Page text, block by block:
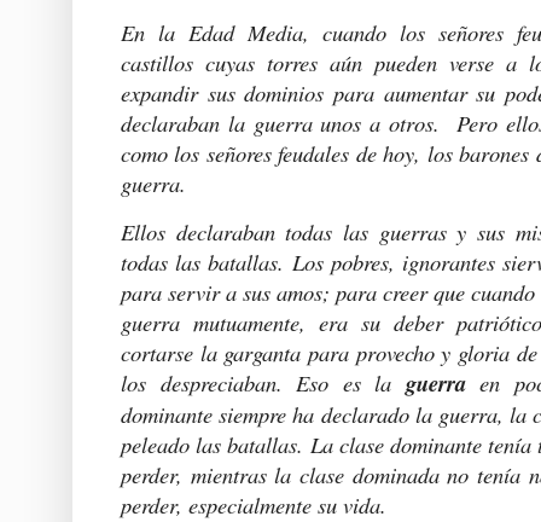
En la Edad Media, cuando los señores
castillos cuyas torres aún pueden verse a
expandir sus dominios para aumentar su
declaraban la guerra unos a otros. Pero
como los señores feudales de hoy, los
guerra.
Ellos declaraban todas las guerras y sus
todas las batallas. Los pobres, ignorantes
para servir a sus amos; para creer que
guerra mutuamente, era su deber
cortarse la garganta para provecho y gloria
los despreciaban. Eso es la guerraen
dominante siempre ha declarado la guerra, la
peleado las batallas. La clase dominante
perder, mientras la clase dominada no tenía
perder, especialmente su vida.